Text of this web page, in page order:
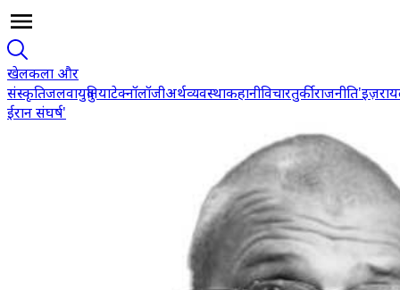
खेलकला और
संस्कृतिजलवायुदुनियाटेक्नॉलॉजीअर्थव्यवस्थाकहानीविचारतुर्कीराजनीति
ईरान संघर्ष'